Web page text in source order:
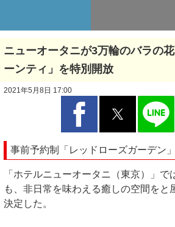
ニューオータニが3万輪のバラの
ーンティ」を特別開放
2021年5月8日 17:00
事前予約制「レッドローズガーデン
「ホテルニューオータニ（東京）」
も、非日常を味わえる癒しの空間をと
決定した。